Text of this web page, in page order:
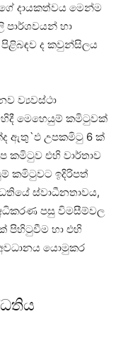
දායකත්වය මෙන්ම
හා
ද කවුන්සිලය
ව්‍යවස්ථා
මෙහෙයුම් කමිටුවක්
ඇතු`ඵ උපකමිටු 6 ක්
කමිටුව එහි වාර්තාව
කමිටුවට ඉදිරිපත්
ස්වාධීනතාවය,
පසු විමසීම්වල
පිහිටුවීම හා එහි
යොමුකර